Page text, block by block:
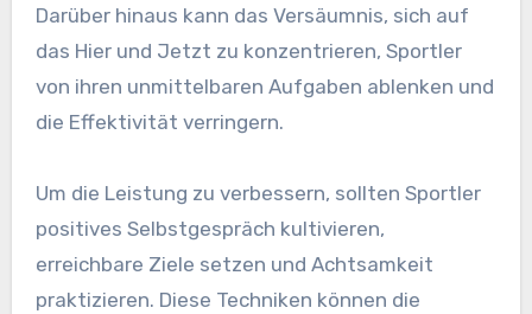
Darüber hinaus kann das Versäumnis, sich auf
das Hier und Jetzt zu konzentrieren, Sportler
von ihren unmittelbaren Aufgaben ablenken und
die Effektivität verringern.
Um die Leistung zu verbessern, sollten Sportler
positives Selbstgespräch kultivieren,
erreichbare Ziele setzen und Achtsamkeit
praktizieren. Diese Techniken können die